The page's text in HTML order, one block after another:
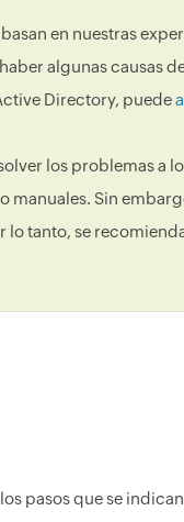
en nuestras
algunas causas
Directory, puede
los problemas a
manuales. Sin
lo tanto, se
pasos que se